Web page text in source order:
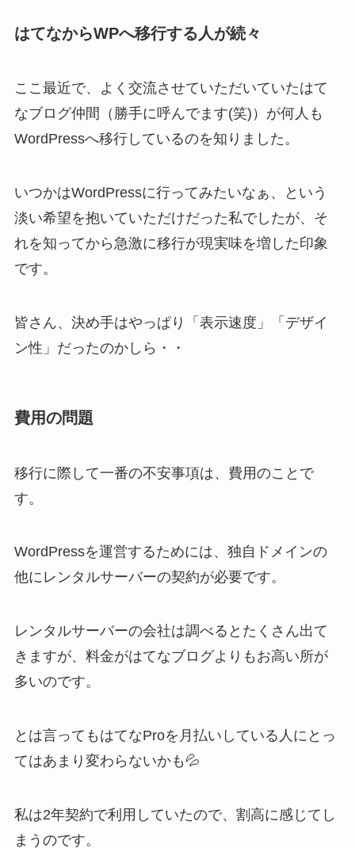
はてなからWPへ移行する人が続々
ここ最近で、よく交流させていただいていたはて
なブログ仲間（勝手に呼んでます(笑)）が何人も
WordPressへ移行しているのを知りました。
いつかはWordPressに行ってみたいなぁ、という
淡い希望を抱いていただけだった私でしたが、そ
れを知ってから急激に移行が現実味を増した印象
です。
皆さん、決め手はやっぱり「表示速度」「デザイ
ン性」だったのかしら・・
費用の問題
移行に際して一番の不安事項は、費用のことで
す。
WordPressを運営するためには、独自ドメインの
他にレンタルサーバーの契約が必要です。
レンタルサーバーの会社は調べるとたくさん出て
きますが、料金がはてなブログよりもお高い所が
多いのです。
とは言ってもはてなProを月払いしている人にとっ
てはあまり変わらないかも💦
私は2年契約で利用していたので、割高に感じてし
まうのです。